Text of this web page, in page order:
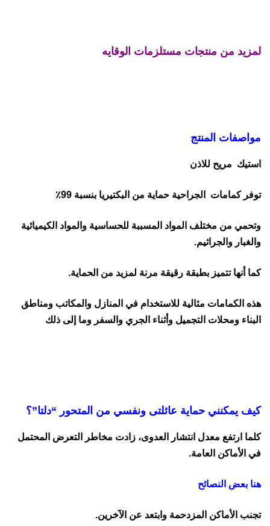
لمزيد من منتجات مستلزمات الوقايه
مواصفات المنتج
استيك مريح للاذن
توفر كمامات الجراحية حماية من البكتيريا بنسبة 99٪
وتحمي من مختلف المواد المسببة للحساسية والمواد الكيميائية
والغبار والجراثيم.
كما أنها تتميز بطبقة رقيقة مرنة لمزيد من الحماية.
هذه الكمامات مثالية للاستخدام في المنازل والمكاتب ومناطق
البناء ومحلات التجميل وأثناء الجري والسفر وما إلى ذلك
كيف يمكنني حماية عائلتى ونفسي من المتحور “دلتا”؟
كلما ارتفع معدل انتشار العدوى، زادت مخاطر التعرض المحتمل
في الأماكن العامة.
هنا بعض النصائح
تجنب الأماكن المزدحمة وابتعد عن الآخرين.